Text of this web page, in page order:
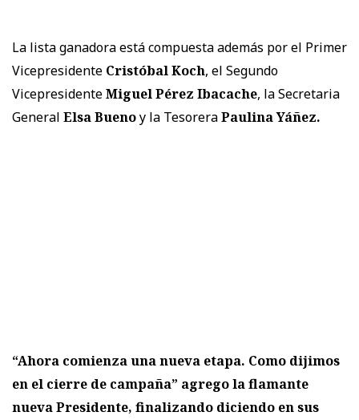
La lista ganadora está compuesta además por el Primer
Vicepresidente Cristóbal Koch, el Segundo
VicepresidenteMiguel Pérez Ibacache, la Secretaria
General Elsa Buenoy la TesoreraPaulina Yáñez.
“Ahora comienza una nueva etapa. Como dijimos
en el cierre de campaña” agrego la flamante
nueva Presidente, finalizando diciendo en sus